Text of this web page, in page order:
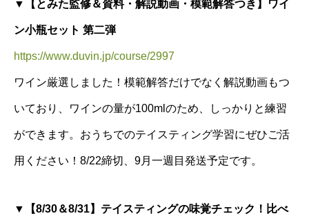
▼【とみた監修＆資料・解説動画・模範解答つき】ワイ
ン小瓶セット 第二弾
https://www.duvin.jp/course/2997
ワイン厳選しました！模範解答だけでなく解説動画もつ
いており、ワインの量が100mlのため、しっかりと練習
ができます。おうちでのテイスティング学習にぜひご活
用ください！8/22締切、9月一週目発送予定です。
▼【8/30＆8/31】テイスティングの味覚チェック！比べ